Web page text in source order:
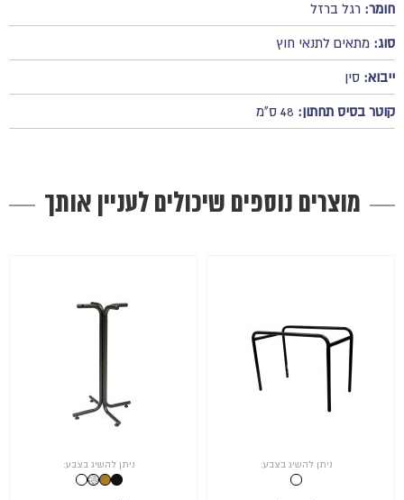
חומר: רגל ברזל
סוג: מתאים לתנאי חוץ
ייבוא: סין
קוטר בסיס תחתון:
מוצרים נוספים שיכולים לעניין אותך
ניתן להשיג בצבע: ניתן להשיג בצבע: